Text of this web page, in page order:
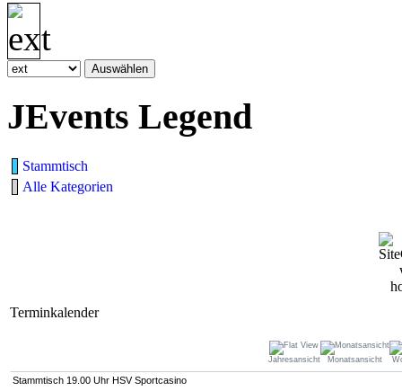
JEvents Legend
Stammtisch
Alle Kategorien
Terminkalender
Jahresansicht Monatsansicht
Stammtisch 19.00 Uhr HSV Sportcasino